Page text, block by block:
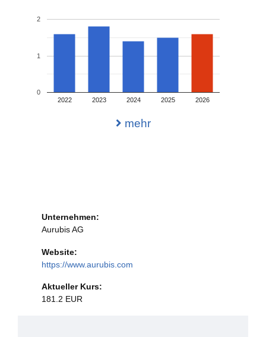
2022 2023 2024 2025 2026
0
1
2
mehr
Unternehmen:
Aurubis AG
Website:
https://www.aurubis.com
Aktueller Kurs:
181.2 EUR